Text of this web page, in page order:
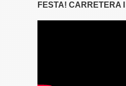
FESTA! CARRETERA